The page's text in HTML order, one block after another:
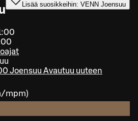
Lisää suosikkeihin: VENN Joensuu
Joensuu Avautuu uuteen
mpm)